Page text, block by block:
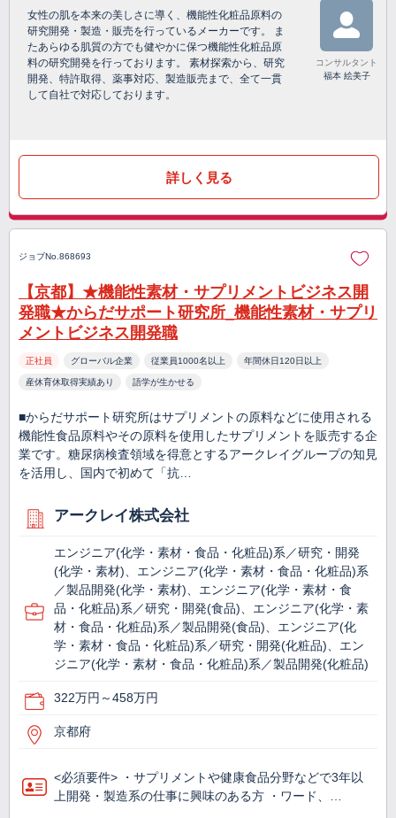
女性の肌を本来の美しさに導く、機能性化粧品原料の
研究開発・製造・販売を行っているメーカーです。 ま
たあらゆる肌質の方でも健やかに保つ機能性化粧品原
料の研究開発を行っております。 素材探索から、研究
開発、特許取得、薬事対応、製造販売まで、全て一貫
して自社で対応しております。
コンサルタント
福本 絵美子
詳しく見る
ジョブNo.868693
【京都】★機能性素材・サプリメントビジネス開
発職★からだサポート研究所_機能性素材・サプリ
メントビジネス開発職
正社員 グローバル企業 従業員1000名以上 年間休日120日以上
産休育休取得実績あり 語学が生かせる
■からだサポート研究所はサプリメントの原料などに使用される
機能性食品原料やその原料を使用したサプリメントを販売する企
業です。糖尿病検査領域を得意とするアークレイグループの知見
を活用し、国内で初めて「抗…
アークレイ株式会社
エンジニア(化学・素材・食品・化粧品)系／研究・開発
(化学・素材)、エンジニア(化学・素材・食品・化粧品)系
／製品開発(化学・素材)、エンジニア(化学・素材・食
品・化粧品)系／研究・開発(食品)、エンジニア(化学・素
材・食品・化粧品)系／製品開発(食品)、エンジニア(化
学・素材・食品・化粧品)系／研究・開発(化粧品)、エン
ジニア(化学・素材・食品・化粧品)系／製品開発(化粧品)
322万円～458万円
京都府
<必須要件> ・サプリメントや健康食品分野などで3年以
上開発・製造系の仕事に興味のある方 ・ワード、…